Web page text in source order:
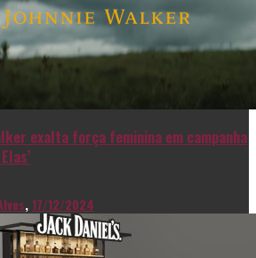
exalta força feminina em campanha
,17/12/2024